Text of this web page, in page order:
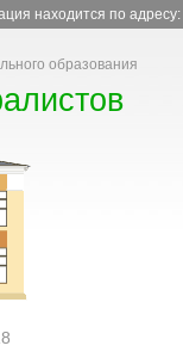
находится по адресу:
образования